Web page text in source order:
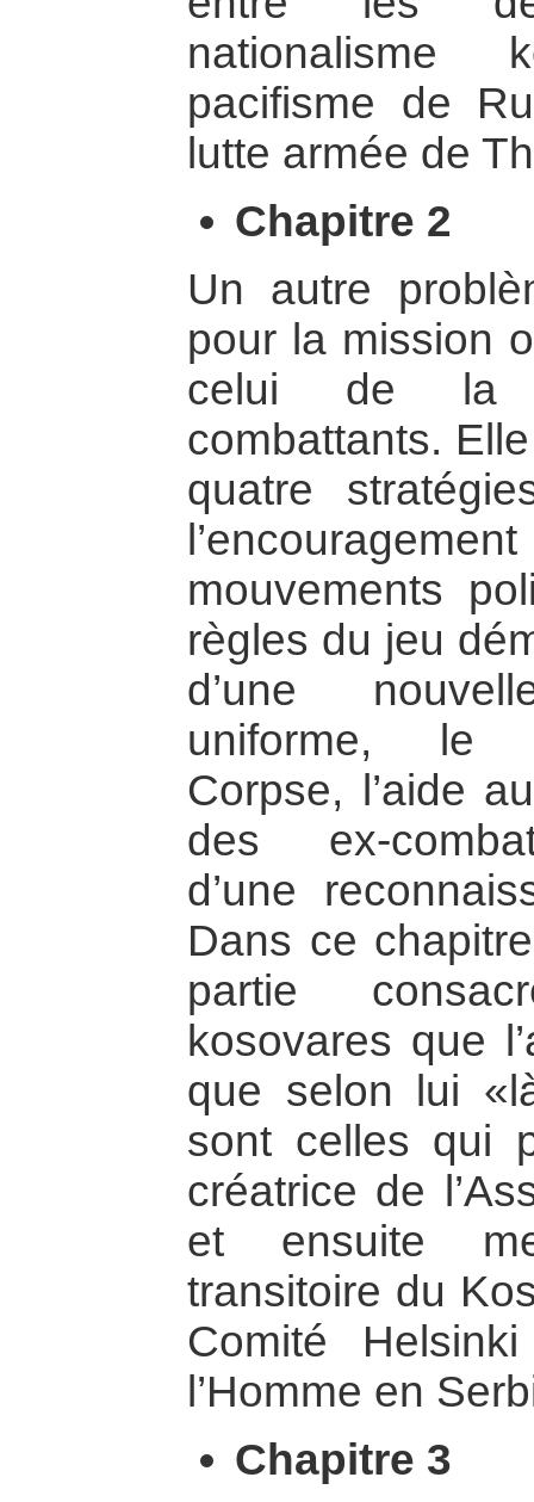
nationalisme
pacifisme de
lutte armée de
Chapitre 2
Un autre
pour la mission
celui de la
combattants.
quatre
mouvements
règles du jeu
d’une
uniforme, le
Corpse, l’aide
des ex-
d’une
Dans ce
partie
kosovares que
que selon lui
sont celles qui
créatrice de
et ensuite
transitoire du
Comité
l’Homme en
Chapitre 3